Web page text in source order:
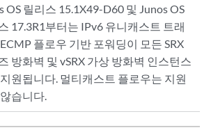
OS 릴리스 15.1X49-D60 및 Junos OS
17.3R1부터는 IPv6 유니캐스트 트래
플로우 기반 포워딩이 모든 SRX
방화벽 및 vSRX 가상 방화벽 인스턴스
원됩니다. 멀티캐스트 플로우는 지원
습니다.